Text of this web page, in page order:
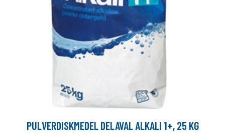
PULVERDISKMEDEL DELAVAL ALKALI 1+, 25 KG